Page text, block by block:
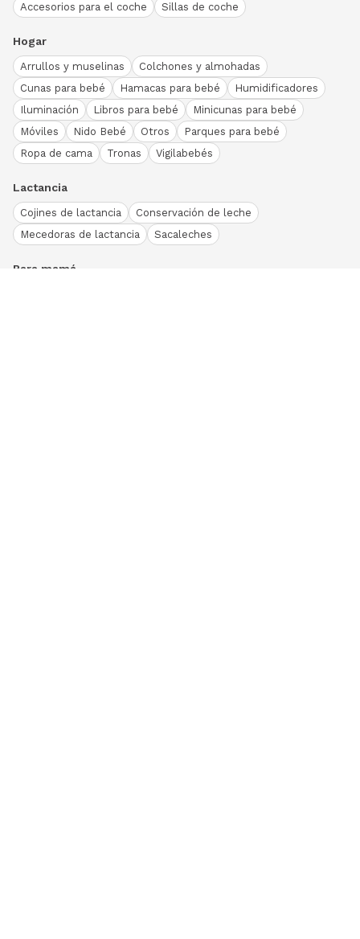
Accesorios para el coche Sillas de coche
Hogar
Arrullos y muselinas
Colchones y almohadas
Cunas para bebé
Hamacas para bebé
Humidificadores
Iluminación
Libros para bebé
Minicunas para bebé
Móviles
Nido Bebé Otros
Parques para bebé
Ropa de cama
Tronas Vigilabebés
Lactancia
Cojines de lactancia
Conservación de leche
Mecedoras de lactancia
Sacaleches
Para mamá